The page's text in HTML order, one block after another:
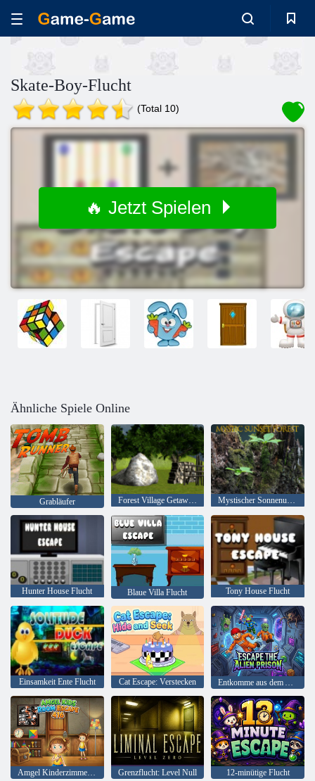
Skate-Boy-Flucht
(Total 10)
🔥 Jetzt Spielen
Ähnliche Spiele Online
Grabläufer Forest Village Getaway Episode 2 Mystischer Sonnenuntergang Wald
Hunter House Flucht Blaue Villa Flucht Tony House Flucht
Einsamkeit Ente Flucht Cat Escape: Verstecken Entkomme aus dem Alien-Gefängnis
Amgel Kinderzimmer Escape 416 Grenzflucht: Level Null 12-minütige Flucht